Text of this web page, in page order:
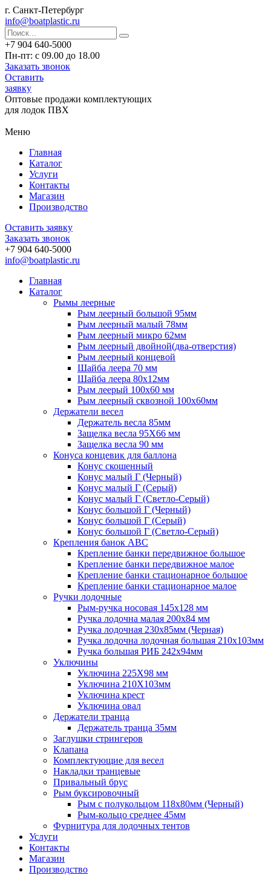
г. Санкт-Петербург
info@boatplastic.ru
+7 904 640-5000
Пн-пт: с 09.00 до 18.00
Заказать звонок
Оставить
заявку
Оптовые продажи комплектующих
для лодок ПВХ
Меню
Главная
Каталог
Услуги
Контакты
Магазин
Производство
Оставить заявку
Заказать звонок
+7 904 640-5000
info@boatplastic.ru
Главная
Каталог
Рымы леерные
Рым леерный большой 95мм
Рым леерный малый 78мм
Рым леерный микро 62мм
Рым леерный двойной(два-отверстия)
Рым леерный концевой
Шайба леера 70 мм
Шайба леера 80х12мм
Рым леерый 100х60 мм
Рым леерный сквозной 100х60мм
Держатели весел
Держатель весла 85мм
Защелка весла 95Х66 мм
Защелка весла 90 мм
Конуса концевик для баллона
Конус скошенный
Конус малый Г (Черный)
Конус малый Г (Серый)
Конус малый Г (Светло-Серый)
Конус большой Г (Черный)
Конус большой Г (Серый)
Конус большой Г (Светло-Серый)
Крепления банок ABC
Крепление банки передвижное большое
Крепление банки передвижное малое
Крепление банки стационарное большое
Крепление банки стационарное малое
Ручки лодочные
Рым-ручка носовая 145x128 мм
Ручка лодочна малая 200х84 мм
Ручка лодочная 230х85мм (Черная)
Ручка лодочна лодочная большая 210х103мм
Ручка большая РИБ 242х94мм
Уключины
Уключина 225Х98 мм
Уключина 210Х103мм
Уключина крест
Уключина овал
Держатели транца
Держатель транца 35мм
Заглушки стрингеров
Клапана
Комплектующие для весел
Накладки транцевые
Привальный брус
Рым буксировочный
Рым с полукольцом 118х80мм (Черный)
Рым-кольцо среднее 45мм
Фурнитура для лодочных тентов
Услуги
Контакты
Магазин
Производство